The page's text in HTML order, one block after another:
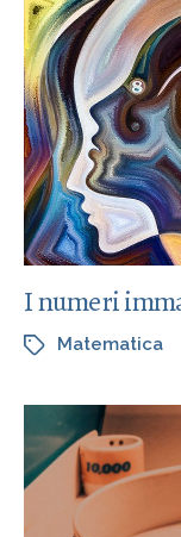
I numeri
Matematica